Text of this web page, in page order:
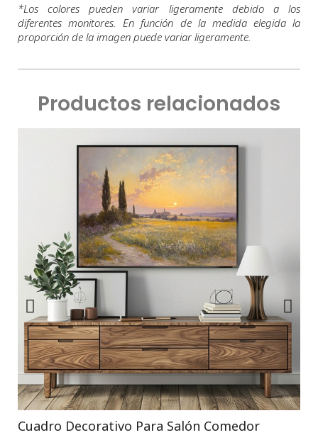
*Los colores pueden variar ligeramente debido a los
diferentes monitores. En función de la medida elegida la
proporción de la imagen puede variar ligeramente.
Productos relacionados
Cuadro Decorativo Para Salón Comedor